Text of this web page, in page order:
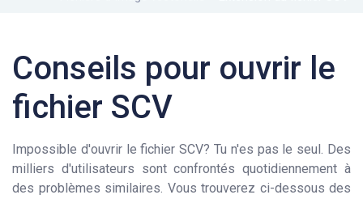
Conseils pour ouvrir le
fichier SCV
Impossible d'ouvrir le fichier SCV? Tu n'es pas le seul. Des
milliers d'utilisateurs sont confrontés quotidiennement à
des problèmes similaires. Vous trouverez ci-dessous des